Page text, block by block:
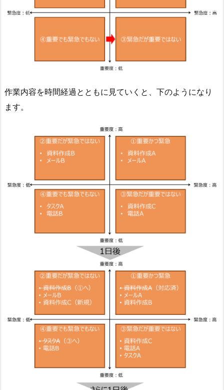
作業内容を時間経過とともに見ていくと、下のようになり
ます。